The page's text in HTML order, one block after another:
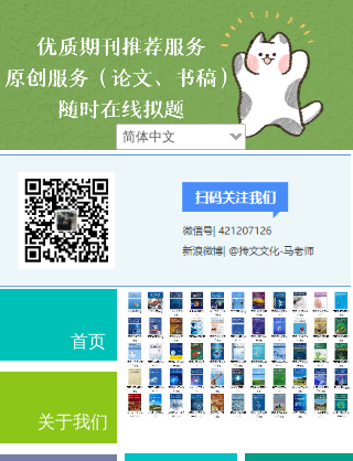
简体中文
首页
关于我们